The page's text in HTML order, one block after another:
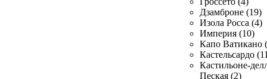
Дзамброне (19)
Изола Росса (4)
Империя (10)
Капо Ватикано
Кастельсардо
Кастильоне-
Пеская (2)